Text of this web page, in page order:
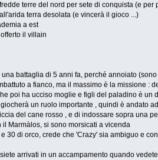
terre del nord per sete di conquista (e per
terra desolata (e vincerà il gioco ...)
a est
il villain
battaglia di 5 anni fa, perché annoiato
a fianco, ma il massimo è la missione :
poi ha ucciso moglie e figli del paladino è un
un ruolo importante , quindi è andato
del cane rosso , e di indossare sopra una
Marmàlos, si sono morsicati a vicenda
30 di orco, crede che 'Crazy' sia ambiguo e
arrivati in un accampamento quando